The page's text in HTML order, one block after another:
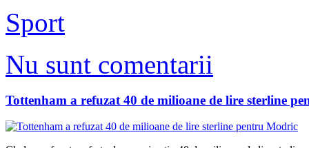
Sport
Nu sunt comentarii
Tottenham a refuzat 40 de milioane de lire sterline